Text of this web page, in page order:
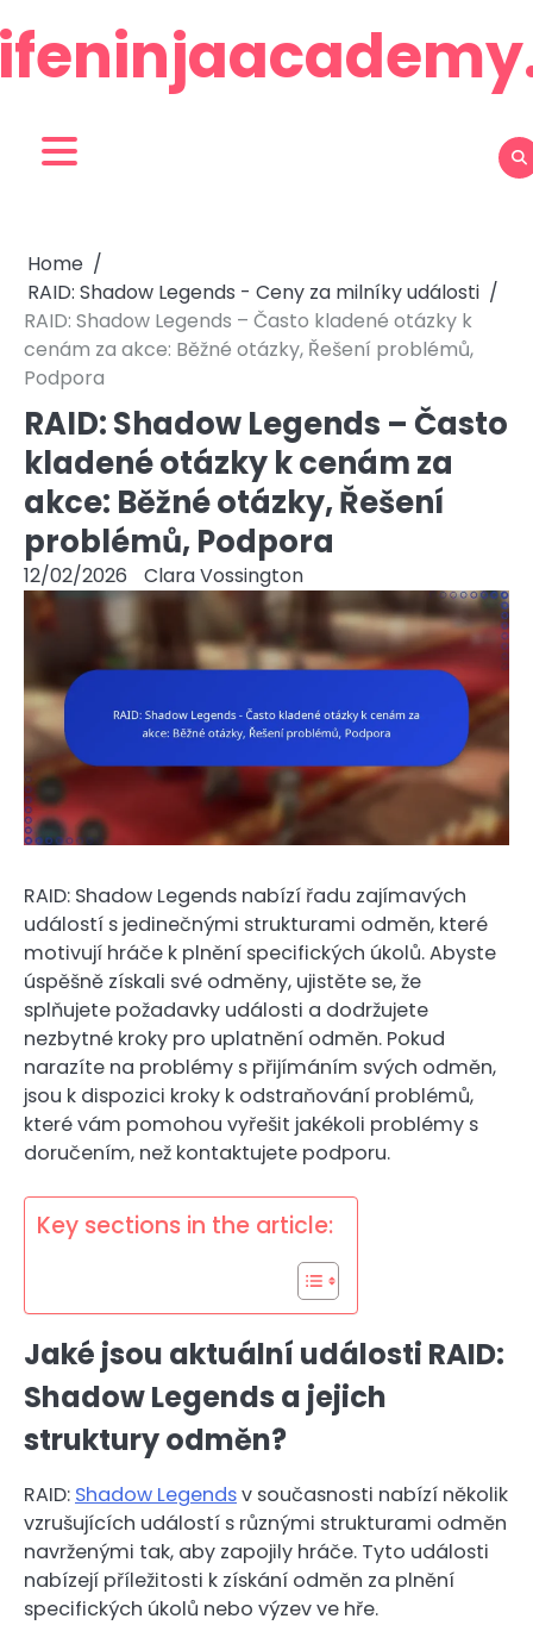
to
content
Home
RAID: Shadow Legends - Ceny za milníky události
RAID: Shadow Legends – Často kladené otázky k
cenám za akce: Běžné otázky, Řešení problémů,
Podpora
RAID: Shadow Legends – Často
kladené otázky k cenám za
akce: Běžné otázky, Řešení
problémů, Podpora
12/02/2026 Clara Vossington
RAID: Shadow Legends nabízí řadu zajímavých
událostí s jedinečnými strukturami odměn, které
motivují hráče k plnění specifických úkolů. Abyste
úspěšně získali své odměny, ujistěte se, že
splňujete požadavky události a dodržujete
nezbytné kroky pro uplatnění odměn. Pokud
narazíte na problémy s přijímáním svých odměn,
jsou k dispozici kroky k odstraňování problémů,
které vám pomohou vyřešit jakékoli problémy s
doručením, než kontaktujete podporu.
Key sections in the article:
Jaké jsou aktuální události RAID:
Shadow Legends a jejich
struktury odměn?
RAID: Shadow Legendsv současnosti nabízí několik
vzrušujících událostí s různými strukturami odměn
navrženými tak, aby zapojily hráče. Tyto události
nabízejí příležitosti k získání odměn za plnění
specifických úkolů nebo výzev ve hře.